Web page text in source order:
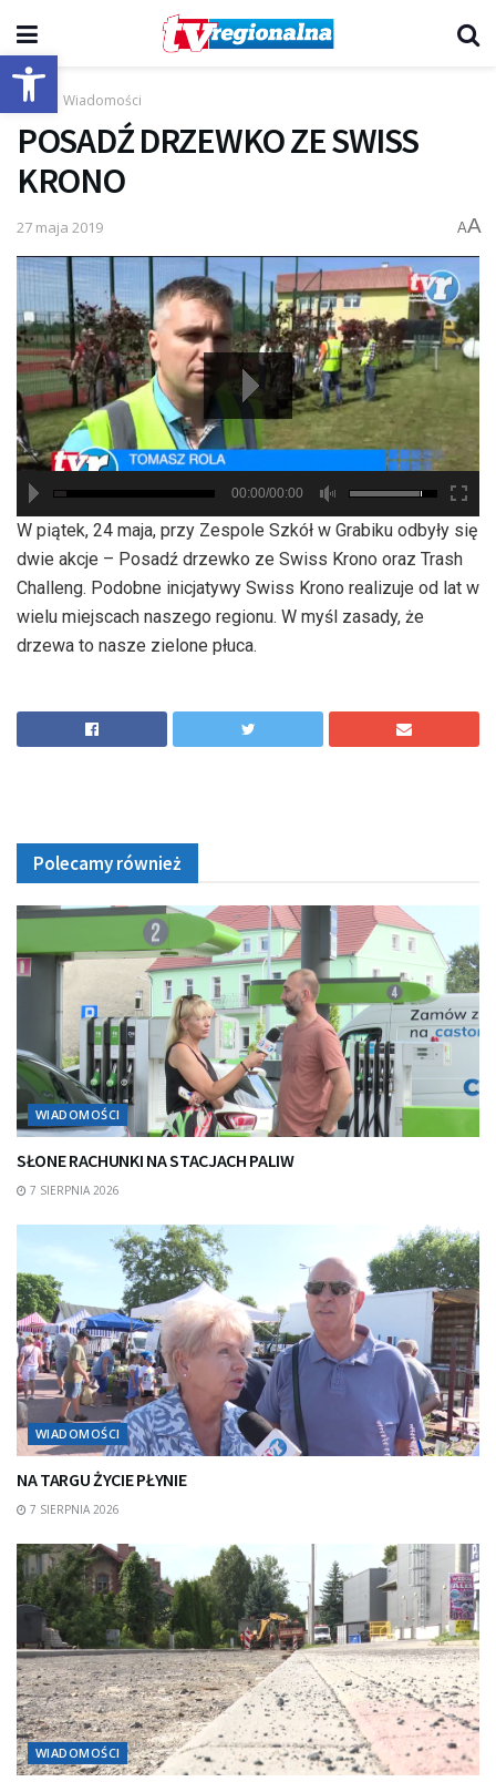
Otwórz pasek narzędzi
Start Wiadomości
POSADŹ DRZEWKO ZE SWISS
KRONO
27 maja 2019 AA
hd2880
hd2160
hd2160
hd1440
highres
hd1080
hd720
large
medium
small
tiny
00:00/00:00
W piątek, 24 maja, przy Zespole Szkół w Grabiku odbyły się
dwie akcje – Posadź drzewko ze Swiss Krono oraz Trash
Challeng. Podobne inicjatywy Swiss Krono realizuje od lat w
wielu miejscach naszego regionu. W myśl zasady, że
drzewa to nasze zielone płuca.
Polecamy również
WIADOMOŚCI
SŁONE RACHUNKI NA STACJACH PALIW
7 SIERPNIA 2026
WIADOMOŚCI
NA TARGU ŻYCIE PŁYNIE
7 SIERPNIA 2026
WIADOMOŚCI